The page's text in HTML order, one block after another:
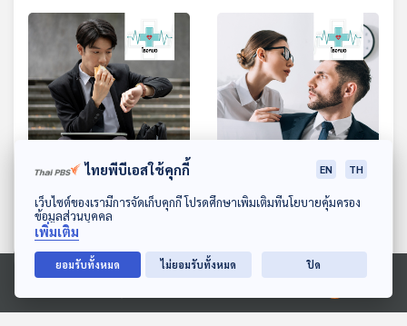
ดาวน์โหลด Thai PBS Podcast Application
Ⓒ 2020 องค์การกระจายเสียงและแพร่ภาพสาธารณะแห่งประเทศไทย
EP. 960: คนวัยทำงาน กิน
อะไรให้มีแรงมีพลัง
โรงหมอ
28:50
EP. 961: คุกคามทางเพศ
จะหลีกเลี่ยงอย่างไร
ตอนที่เกี่ยวข้อง
ไทยพีบีเอสใช้คุกกี้ EN TH
เว็บไซต์ของเรามีการจัดเก็บคุกกี้ โปรดศึกษาเพิ่มเติมที่นโยบายคุ้มครอง
ข้อมูลส่วนบุคคล
เพิ่มเติม
ยอมรับทั้งหมด ไม่ยอมรับทั้งหมด ปิด